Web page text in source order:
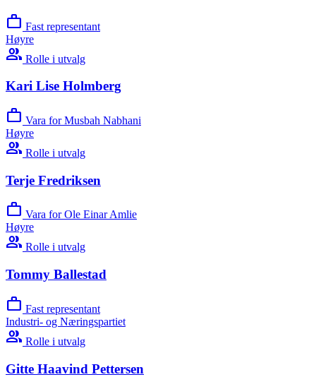
work Fast representant
Høyre
group Rolle i utvalg
Kari Lise Holmberg
work Vara for Musbah Nabhani
Høyre
group Rolle i utvalg
Terje Fredriksen
work Vara for Ole Einar Amlie
Høyre
group Rolle i utvalg
Tommy Ballestad
work Fast representant
Industri- og Næringspartiet
group Rolle i utvalg
Gitte Haavind Pettersen